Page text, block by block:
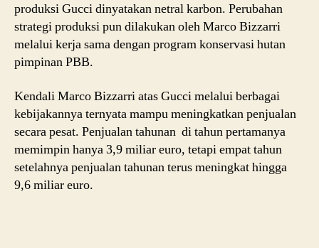
produksi Gucci dinyatakan netral karbon. Perubahan
strategi produksi pun dilakukan oleh Marco Bizzarri
melalui kerja sama dengan program konservasi hutan
pimpinan PBB.
Kendali Marco Bizzarri atas Gucci melalui berbagai
kebijakannya ternyata mampu meningkatkan penjualan
secara pesat. Penjualan tahunan di tahun pertamanya
memimpin hanya 3,9 miliar euro, tetapi empat tahun
setelahnya penjualan tahunan terus meningkat hingga
9,6 miliar euro.